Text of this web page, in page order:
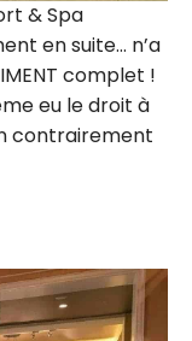
& Spa
en suite… n’a
complet !
eu le droit à
contrairement